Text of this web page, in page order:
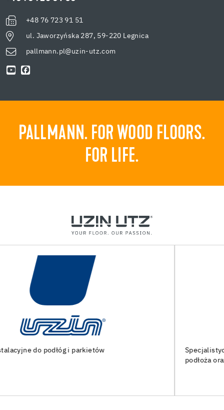
+48 76 723 91 51
ul. Jaworzyńska 287, 59-220 Legnica
pallmann.pl@uzin-utz.com
PALLMANN. FOR WOOD FLOORS.
FOR LIFE.
Specjalistyczne maszyny i narzędzia do przygotowania